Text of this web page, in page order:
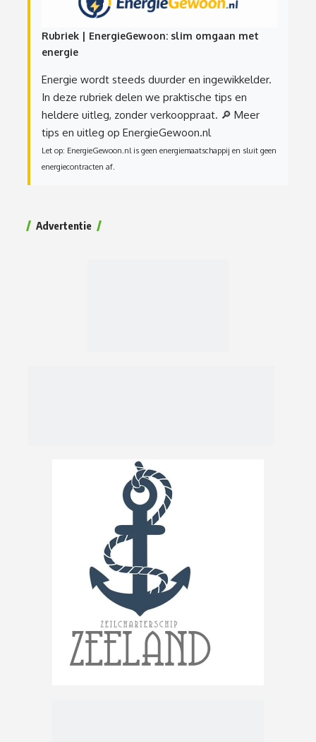
Rubriek | EnergieGewoon: slim omgaan met
energie
Energie wordt steeds duurder en ingewikkelder.
In deze rubriek delen we praktische tips en
heldere uitleg, zonder verkooppraat. 🔎 Meer
tips en uitleg op EnergieGewoon.nl
Let op: EnergieGewoon.nl is geen energiemaatschappij en sluit geen
energiecontracten af.
Advertentie